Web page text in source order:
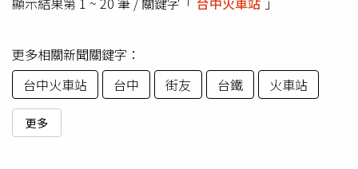
更多相關新聞關鍵字：
台中火車站
台中 街友 台鐵 火車站
更多